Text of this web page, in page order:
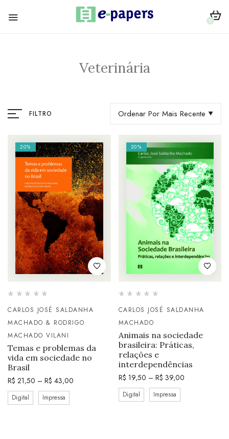
0
Veterinária
FILTRO Ordenar Por Mais Recente
20%
CARLOS JOSÉ SALDANHA
MACHADO & RODRIGO
MACHADO VILANI
Temas e problemas da
vida em sociedade no
Brasil
R$ 21,50 – R$ 43,00
Digital Impressa
20%
CARLOS JOSÉ SALDANHA
MACHADO
Animais na sociedade
brasileira: Práticas,
relações e
interdependências
R$ 19,50 – R$ 39,00
Digital Impressa